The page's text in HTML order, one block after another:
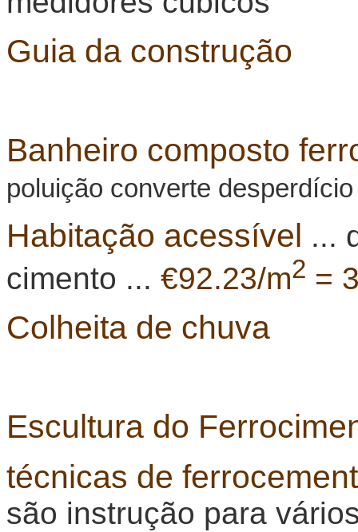
Guia da construção
Banheiro composto
poluição converte
Habitação acessível ...
cimento ... €92.23/m2 =
Colheita de chuva
Escultura do
técnicas de
são instrução para